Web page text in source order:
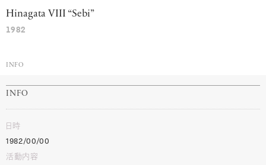
Hinagata VIII “Sebi”
1982
INFO
INFO
日時
1982/00/00
活動内容